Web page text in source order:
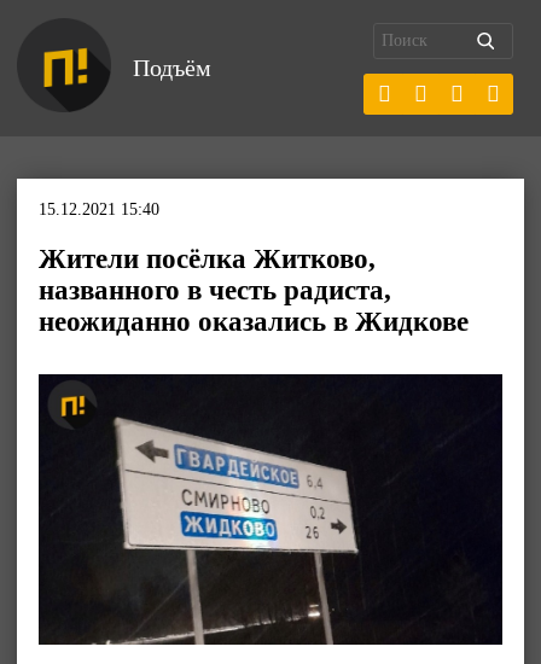
Подъём
15.12.2021 15:40
Жители посёлка Житково,
названного в честь радиста,
неожиданно оказались в Жидкове